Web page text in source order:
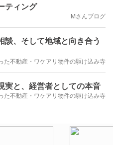
ティング
Mさんブログ
談、そして地域と向き合う
た不動産・ワケアリ物件の駆け込み寺
実と、経営者としての本音
た不動産・ワケアリ物件の駆け込み寺